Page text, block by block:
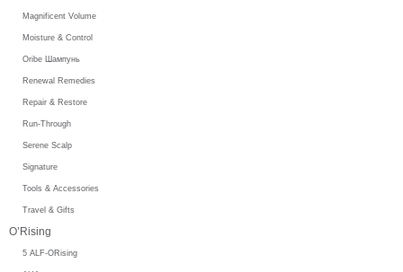
Magnificent Volume
Moisture & Control
Oribe Шампунь
Renewal Remedies
Repair & Restore
Run-Through
Serene Scalp
Signature
Tools & Accessories
Travel & Gifts
O’Rising
5 ALF-ORising